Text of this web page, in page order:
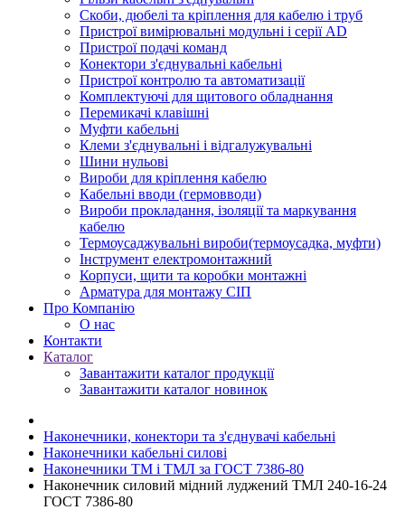
Скоби, дюбелі та кріплення для кабелю і труб
Пристрої вимірювальні модульні і серії AD
Пристрої подачі команд
Конектори з'єднувальні кабельні
Пристрої контролю та автоматизації
Комплектуючі для щитового обладнання
Перемикачі клавішні
Муфти кабельні
Клеми з'єднувальні і відгалужувальні
Шини нульові
Вироби для кріплення кабелю
Кабельні вводи (гермовводи)
Вироби прокладання, iзоляції та маркування
кабелю
Термоусаджувальні вироби(термоусадка, муфти)
Інструмент електромонтажний
Корпуси, щити та коробки монтажні
Арматура для монтажу СІП
Про Компанію
О нас
Контакти
Каталог
Завантажити каталог продукції
Завантажити каталог новинок
Наконечники, конектори та з'єднувачі кабельні
Наконечники кабельні силові
Наконечники ТМ і ТМЛ за ГОСТ 7386-80
Наконечник силовий мідний луджений ТМЛ 240-16-24
ГОСТ 7386-80